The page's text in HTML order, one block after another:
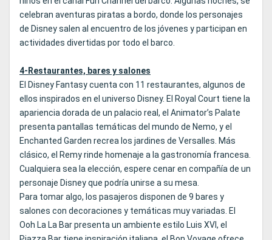
celebran aventuras piratas a bordo, donde los personajes
de Disney salen al encuentro de los jóvenes y participan en
actividades divertidas por todo el barco.
4-Restaurantes, bares y salones
El Disney Fantasy cuenta con 11 restaurantes, algunos de
ellos inspirados en el universo Disney. El Royal Court tiene la
apariencia dorada de un palacio real, el Animator’s Palate
presenta pantallas temáticas del mundo de Nemo, y el
Enchanted Garden recrea los jardines de Versalles. Más
clásico, el Remy rinde homenaje a la gastronomía francesa.
Cualquiera sea la elección, espere cenar en compañía de un
personaje Disney que podría unirse a su mesa.
Para tomar algo, los pasajeros disponen de 9 bares y
salones con decoraciones y temáticas muy variadas. El
Ooh La La Bar presenta un ambiente estilo Luis XVI, el